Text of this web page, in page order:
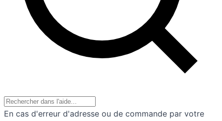
En cas d'erreur d'adresse ou de commande par votre